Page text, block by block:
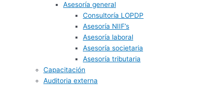
Asesoría general
Consultoría LOPDP
Asesoría NIIF’s
Asesoría laboral
Asesoría societaria
Asesoría tributaria
Capacitación
Auditoria externa